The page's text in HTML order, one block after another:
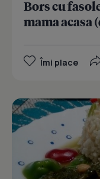
Bors cu
mama acasa
Îmi place